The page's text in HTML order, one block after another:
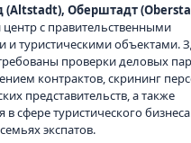
(Altstadt), Оберштадт
с правительственными
и туристическими объектами.
проверки деловых
контрактов, скрининг
представительств, а также
в сфере туристического
экспатов.